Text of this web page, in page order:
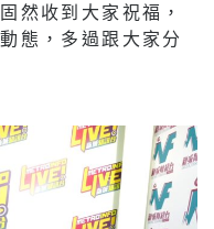
然收到大家祝福，
態，多過跟大家分